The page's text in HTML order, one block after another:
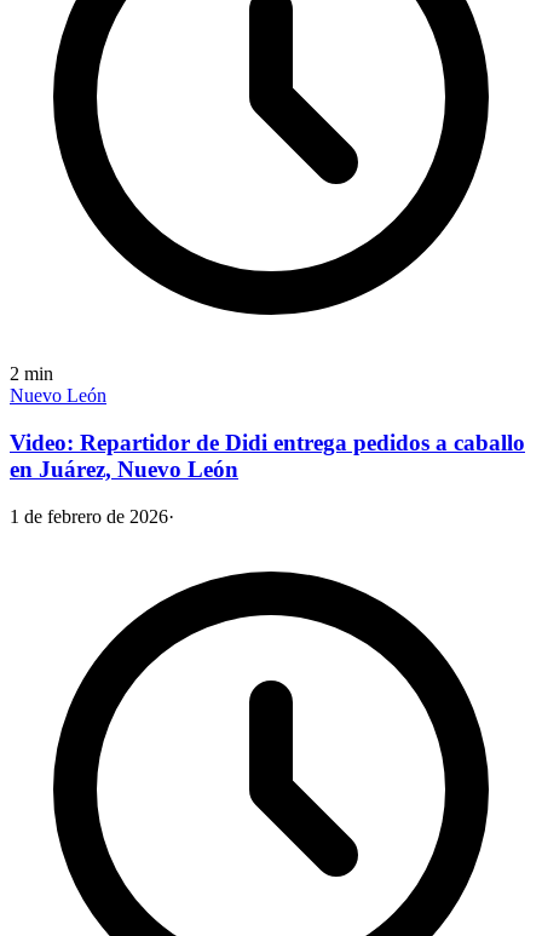
2 min
Nuevo León
Video: Repartidor de Didi entrega pedidos a caballo
en Juárez, Nuevo León
1 de febrero de 2026·